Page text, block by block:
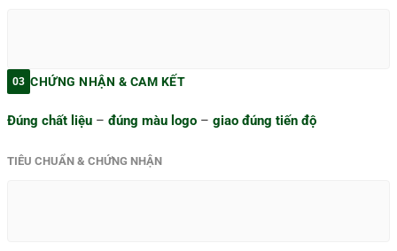
03 CHỨNG NHẬN & CAM KẾT
Đúng chất liệu – đúng màu logo – giao đúng tiến độ
TIÊU CHUẨN & CHỨNG NHẬN